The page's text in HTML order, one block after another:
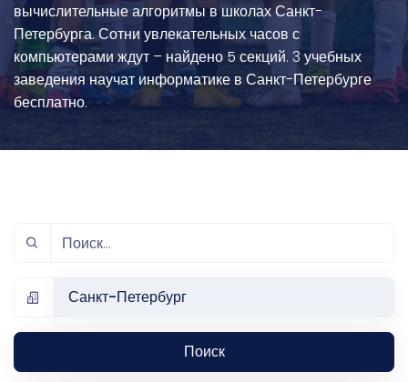
вычислительные алгоритмы в школах Санкт-
Петербурга. Сотни увлекательных часов с
компьютерами ждут – найдено 5 секций. 3 учебных
заведения научат информатике в Санкт-Петербурге
бесплатно.
Санкт-Петербург
Поиск